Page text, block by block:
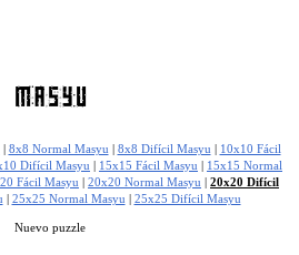
| 8x8 Normal Masyu | 8x8 Difícil Masyu | 10x10 Fácil
Difícil Masyu | 15x15 Fácil Masyu | 15x15 Normal
Fácil Masyu | 20x20 Normal Masyu | 20x20 Difícil
| 25x25 Normal Masyu | 25x25 Difícil Masyu
Nuevo puzzle